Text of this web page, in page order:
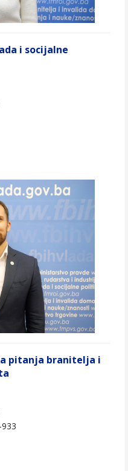
i socijalne
pitanja branitelja i